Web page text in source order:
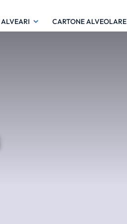
ALVEARI CARTONE ALVEOLARE